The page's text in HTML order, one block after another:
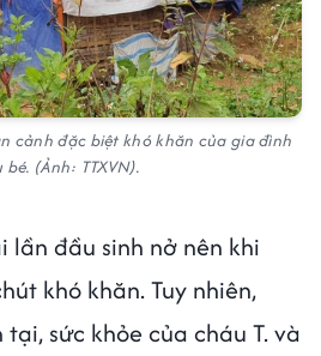
cảnh đặc biệt khó khăn của gia đình
bé. (Ảnh: TTXVN).
lần đầu sinh nở nên khi
khó khăn. Tuy nhiên,
sức khỏe của cháu T. và